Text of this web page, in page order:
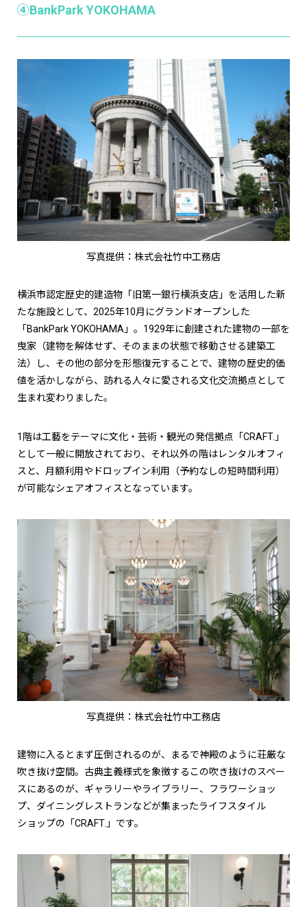
④BankPark YOKOHAMA
写真提供：株式会社竹中工務店
横浜市認定歴史的建造物「旧第一銀行横浜支店」を活用した新
たな施設として、2025年10月にグランドオープンした
「BankPark YOKOHAMA」。1929年に創建された建物の一部を
曳家（建物を解体せず、そのままの状態で移動させる建築工
法）し、その他の部分を形態復元することで、建物の歴史的価
値を活かしながら、訪れる人々に愛される文化交流拠点として
生まれ変わりました。
1階は工藝をテーマに文化・芸術・観光の発信拠点「CRAFT.」
として一般に開放されており、それ以外の階はレンタルオフィ
スと、月額利用やドロップイン利用（予約なしの短時間利用）
が可能なシェアオフィスとなっています。
写真提供：株式会社竹中工務店
建物に入るとまず圧倒されるのが、まるで神殿のように荘厳な
吹き抜け空間。古典主義様式を象徴するこの吹き抜けのスペー
スにあるのが、ギャラリーやライブラリー、フラワーショッ
プ、ダイニングレストランなどが集まったライフスタイル
ショップの「CRAFT.」です。